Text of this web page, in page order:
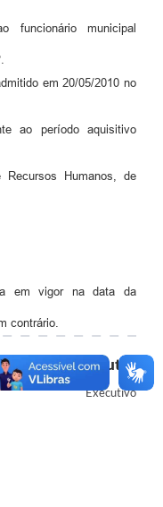
funcionário municipal
em 20/05/2010 no
ao período aquisitivo
Recursos Humanos, de
em vigor na data da
contrário.
Autor
Executivo